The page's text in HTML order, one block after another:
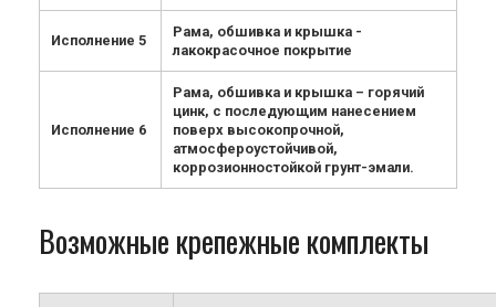
Исполнение 5
Рама, обшивка и крышка -
лакокрасочное покрытие
Исполнение 6
Рама, обшивка и крышка – горячий
цинк, с последующим нанесением
поверх высокопрочной,
атмосфероустойчивой,
коррозионностойкой грунт-эмали.
Возможные крепежные комплекты